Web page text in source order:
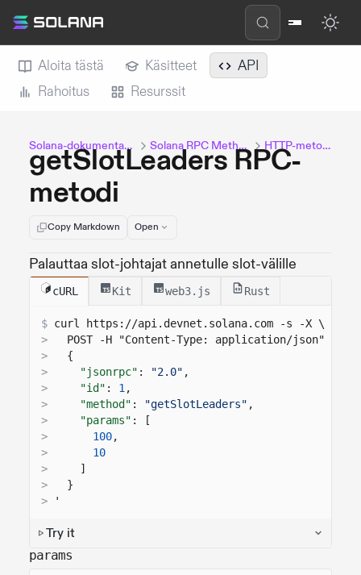
Aloita tästä Käsitteet
API
Rahoitus
Resurssit
Solana-dokumentaatio Solana RPC Methods HTTP-metodit
getSlotLeaders RPC-
metodi
Copy Markdown Open
Palauttaa slot-johtajat annetulle slot-välille
cURL Kit web3.js Rust
$ curl https://api.devnet.solana.com -s -X \
>
POST -H "Content-Type: application/json" -d
>
{
>
"jsonrpc" : "2.0" ,
>
"id" : 1 ,
>
"method" : "getSlotLeaders" ,
>
"params" : [
>
100,
>
10
>
]
>
}
>
'
Try it
params